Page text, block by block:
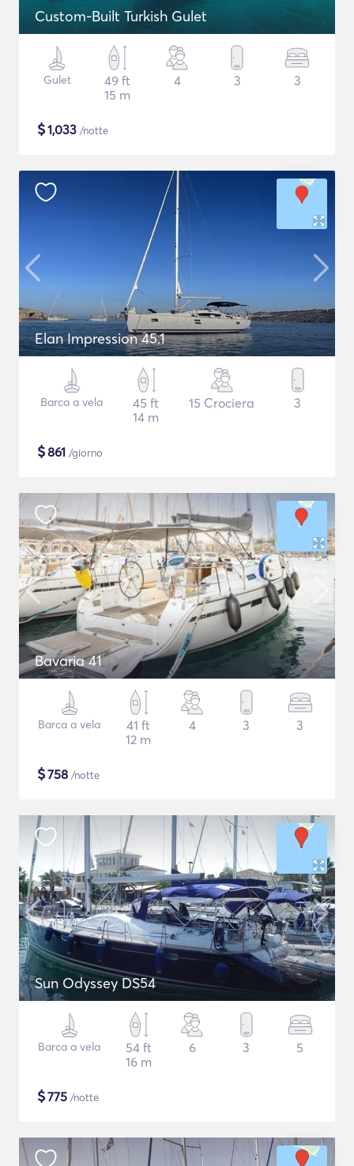
Custom-Built Turkish Gulet
Gulet
49 ft
15 m
4 3 3
$1,033 /notte
Elan Impression 45.1
Barca a vela
45 ft
14 m
15 Crociera 3
$861 /giorno
Bavaria 41
Barca a vela
41 ft
12 m
4 3 3
$758 /notte
Sun Odyssey DS54
Barca a vela
54 ft
16 m
6 3 5
$775 /notte